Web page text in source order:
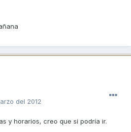
del 2012
y horarios, creo que si podría ir.